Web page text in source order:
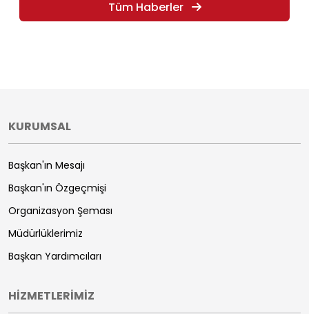
Tüm Haberler
KURUMSAL
Başkan'ın Mesajı
Başkan'ın Özgeçmişi
Organizasyon Şeması
Müdürlüklerimiz
Başkan Yardımcıları
HİZMETLERİMİZ